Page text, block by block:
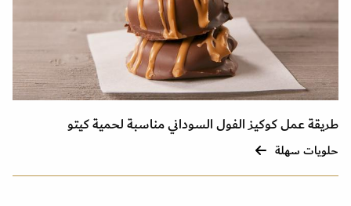
طريقة عمل كوكيز الفول السوداني مناسبة لحمية كيتو
حلويات سهلة